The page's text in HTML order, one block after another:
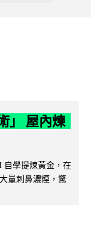
」 屋內煉
自學提煉黃金，在
量刺鼻濃煙，驚